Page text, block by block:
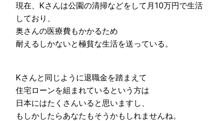
現在、Kさんは公園の清掃などをして月10万円で生活
しており、
奥さんの医療費もかかるため
耐えるしかないと極貧な生活を送っている。
Kさんと同じように退職金を踏まえて
住宅ローンを組まれているという方は
日本にはたくさんいると思いますし、
もしかしたらあなたもそうかもしれませんね。